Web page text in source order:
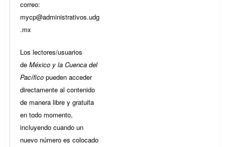
correo:
mycp@administrativos.udg
.mx
Los lectores/usuarios
de México y la Cuenca del
Pacífico pueden acceder
directamente al contenido
de manera libre y gratuita
en todo momento,
incluyendo cuando un
nuevo número es colocado